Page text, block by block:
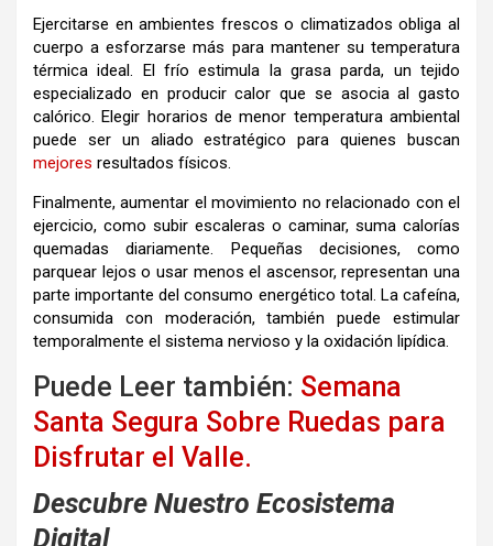
Ejercitarse en ambientes frescos o climatizados obliga al
cuerpo a esforzarse más para mantener su temperatura
térmica ideal. El frío estimula la grasa parda, un tejido
especializado en producir calor que se asocia al gasto
calórico. Elegir horarios de menor temperatura ambiental
puede ser un aliado estratégico para quienes buscan
mejores resultados físicos.
Finalmente, aumentar el movimiento no relacionado con el
ejercicio, como subir escaleras o caminar, suma calorías
quemadas diariamente. Pequeñas decisiones, como
parquear lejos o usar menos el ascensor, representan una
parte importante del consumo energético total. La cafeína,
consumida con moderación, también puede estimular
temporalmente el sistema nervioso y la oxidación lipídica.
Puede Leer también: Semana
Santa Segura Sobre Ruedas para
Disfrutar el Valle.
Descubre Nuestro Ecosistema
Digital